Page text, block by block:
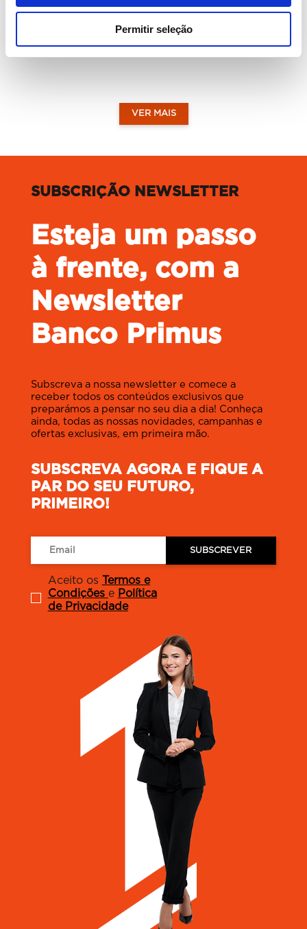
Permitir seleção
Portugal.
LER MAIS
VER MAIS
SUBSCRIÇÃO NEWSLETTER
Esteja um passo
à frente, com a
Newsletter
Banco Primus
Subscreva a nossa newsletter e comece a
receber todos os conteúdos exclusivos que
preparámos a pensar no seu dia a dia! Conheça
ainda, todas as nossas novidades, campanhas e
ofertas exclusivas, em primeira mão.
SUBSCREVA AGORA E FIQUE A
PAR DO SEU FUTURO,
PRIMEIRO!
Aceito os Termos e
Condições e Política
de Privacidade
SUBSCREVER